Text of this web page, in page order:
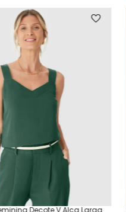
Decote V Alça Larga